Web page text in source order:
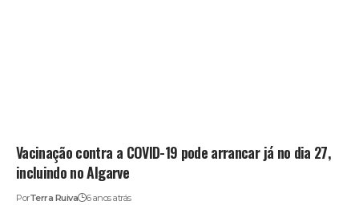
Vacinação contra a COVID-19 pode arrancar já no dia 27,
incluindo no Algarve
PorTerra Ruiva 6 anos atrás